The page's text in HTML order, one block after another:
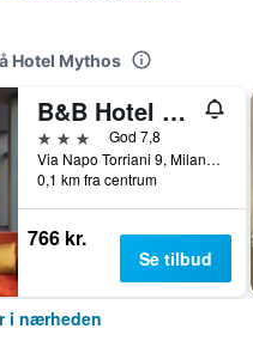
Hotel Mythos
B&B Hotel Milano Central Station
3 stjernerGod 7,8
Via Napo Torriani 9, Milano, Milano, Italien
0,1 km fra centrum
766 kr.
Se tilbud
i nærheden